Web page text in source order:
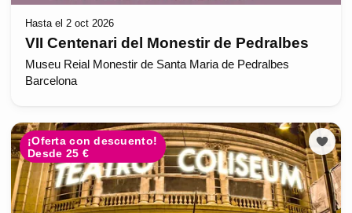
Hasta el 2 oct 2026
VII Centenari del Monestir de Pedralbes
Museu Reial Monestir de Santa Maria de Pedralbes
Barcelona
¡Oferta con descuento!
Desde 25 €